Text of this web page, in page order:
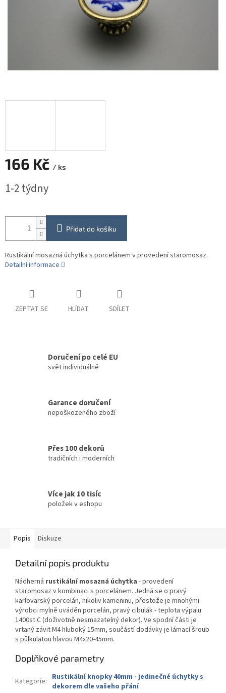
166 Kč / ks
cena:
1-2 týdny
Přidat do košíku
Rustikální mosazná úchytka s porcelánem v provedení staromosaz.
Detailní informace
ZEPTAT SE HLÍDAT SDÍLET
Doručení po celé EU
svět individuálně
Garance doručení
nepoškozeného zboží
Přes 100 dekorů
tradičních i moderních
Více jak 10 tisíc
položek v eshopu
Popis Diskuze
Detailní popis produktu
Nádherná rustikální mosazná úchytka - provedení
staromosaz v kombinaci s porcelánem. Jedná se o pravý
karlovarský porcelán, nikoliv kameninu, přestože je mnohými
výrobci mylně uváděn porcelán, pravý cibulák - teplota výpalu
1400st.C (doživotně nesmazatelný dekor). Ve spodní části je
vrtaný závit M4 hluboký 15mm, součástí dodávky je lámací šroub
s půlkulatou hlavou M4x20-45mm.
Doplňkové parametry
Kategorie: Rustikální knopky 40mm - jedinečné úchytky s
dekorem dle vašeho přání